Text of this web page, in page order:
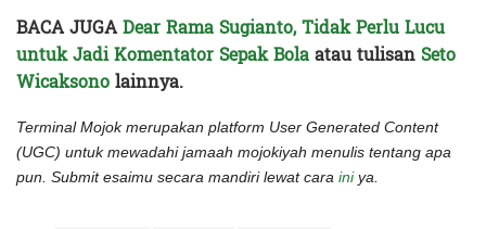
BACA JUGADear Rama Sugianto, Tidak Perlu Lucu
untuk Jadi Komentator Sepak Bolaatau tulisan Seto
Wicaksonolainnya.
Terminal Mojok merupakan platform User Generated Content
(UGC) untuk mewadahi jamaah mojokiyah menulis tentang apa
pun. Submit esaimu secara mandiri lewat cara iniya.